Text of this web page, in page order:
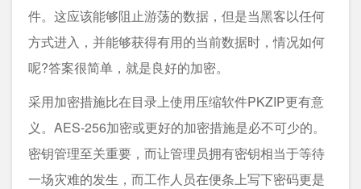
件。这应该能够阻止游荡的数据，但是当黑客以任何
方式进入，并能够获得有用的当前数据时，情况如何
呢?答案很简单，就是良好的加密。
采用加密措施比在目录上使用压缩软件PKZIP更有意
义。AES-256加密或更好的加密措施是必不可少的。
密钥管理至关重要，而让管理员拥有密钥相当于等待
一场灾难的发生，而工作人员在便条上写下密码更是